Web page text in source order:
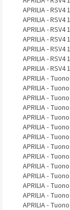
APRILIA - RSV4
APRILIA -
APRILIA -
APRILIA -
APRILIA -
APRILIA -
APRILIA -
APRILIA -
APRILIA -
APRILIA -
APRILIA -
APRILIA -
APRILIA -
APRILIA -
APRILIA -
APRILIA -
APRILIA -
APRILIA -
APRILIA -
APRILIA -
APRILIA -